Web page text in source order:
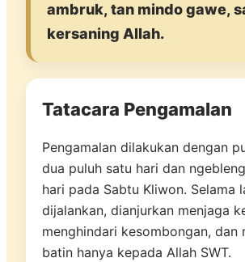
ambruk, tan mindo gawe,
kersaning Allah.
Tatacara Pengamalan
Pengamalan dilakukan dengan
dua puluh satu hari dan
hari pada Sabtu Kliwon. Selama
dijalankan, dianjurkan menjaga
menghindari kesombongan, dan
batin hanya kepada Allah SWT.